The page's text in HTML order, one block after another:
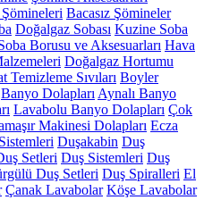
Bacasız Şömineler
Doğalgaz Sobası Kuzine Soba
Borusu ve Aksesuarları Hava
Doğalgaz Hortumu
Temizleme Sıvıları Boyler
Banyo Dolapları Aynalı Banyo
Lavabolu Banyo Dolapları Çok
Makinesi Dolapları Ecza
Duşakabin Duş
Setleri Duş Sistemleri Duş
Duş Setleri Duş Spiralleri El
Çanak Lavabolar Köşe Lavabolar